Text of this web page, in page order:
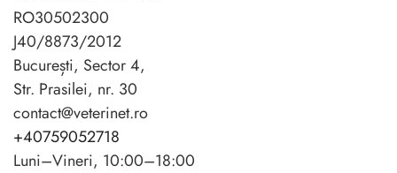
RO30502300
J40/8873/2012
București, Sector 4,
Str. Prasilei, nr. 30
contact@veterinet.ro
+40759052718
Luni–Vineri, 10:00–18:00